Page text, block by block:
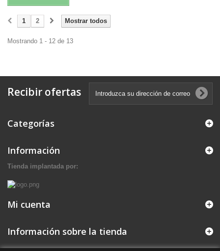
Mostrar todos
1 2
Mostrando 1 - 12 de 13
Recibir ofertas
Categorías
Información
Tienda implantada por:
Mi cuenta
Información sobre la tienda